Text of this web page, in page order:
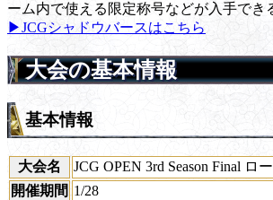
ーム内で使える限定称号などが入手でき
▶JCGシャドウバースはこちら
大会の基本情報
基本情報
大会名
JCG OPEN 3rd Season Final ロ
開催期間 1/28